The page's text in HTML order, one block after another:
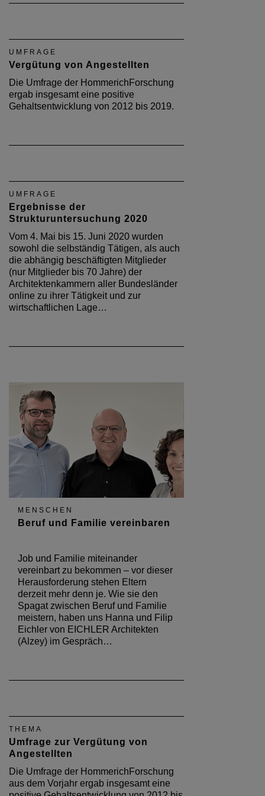
UMFRAGE
Vergütung von Angestellten
Die Umfrage der HommerichForschung
ergab insgesamt eine positive
Gehaltsentwicklung von 2012 bis 2019.
UMFRAGE
Ergebnisse der
Strukturuntersuchung 2020
Vom 4. Mai bis 15. Juni 2020 wurden
sowohl die selbständig Tätigen, als auch
die abhängig beschäftigten Mitglieder
(nur Mitglieder bis 70 Jahre) der
Architektenkammern aller Bundesländer
online zu ihrer Tätigkeit und zur
wirtschaftlichen Lage…
MENSCHEN
Beruf und Familie vereinbaren
Job und Familie miteinander
vereinbart zu bekommen – vor dieser
Herausforderung stehen Eltern
derzeit mehr denn je. Wie sie den
Spagat zwischen Beruf und Familie
meistern, haben uns Hanna und Filip
Eichler von EICHLER Architekten
(Alzey) im Gespräch…
THEMA
Umfrage zur Vergütung von
Angestellten
Die Umfrage der HommerichForschung
aus dem Vorjahr ergab insgesamt eine